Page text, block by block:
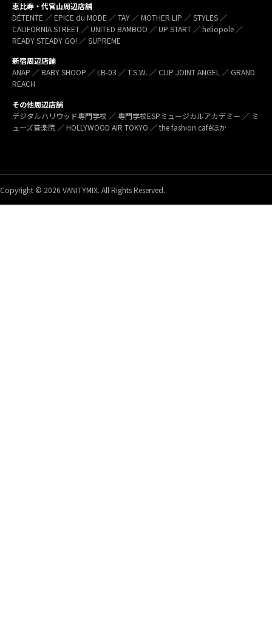
恵比寿・代官山周辺店舗
DÉTENTE ／ EPICE du MODE ／ TAY ／ MOTHER LIP ／ STYLES ／
CALIFORNIA STREET ／ UNITED BAMBOO ／ UP START ／ heliopole ／
READY STEADY GO! ／ SUPREME
新宿周辺店舗
ANAP ／ BABY SHOOP ／ LB-03 ／ T.S.W. ／ CLIP JOINT ANGEL ／ GRAND
REACH
その他周辺店舗
デジタルハリウッド専門学校 ／ 専門学校ESPミュージカルアカデミー ／ ミ
ューズ音楽院 ／ HOLLYWOOD AIR TOKYO ／ the fashion caféほか
Copyright © 2026 VANITYMIX. All Rights Reserved.